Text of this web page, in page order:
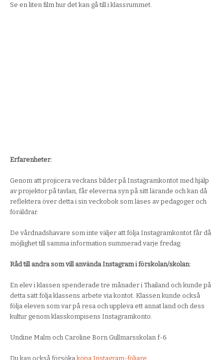
Se en liten film hur det kan gå till i klassrummet.
Erfarenheter:
Genom att projicera veckans bilder på Instagramkontot med hjälp
av projektor på tavlan, får eleverna syn på sitt lärande och kan då
reflektera över detta i sin veckobok som läses av pedagoger och
föräldrar.
De vårdnadshavare som inte väljer att följa Instagramkontot får då
möjlighet till samma information summerad varje fredag.
Råd till andra som vill använda Instagram i förskolan/skolan:
En elev i klassen spenderade tre månader i Thailand och kunde på
detta sätt följa klassens arbete via kontot. Klassen kunde också
följa eleven som var på resa och uppleva ett annat land och dess
kultur genom klasskompisens Instagramkonto.
Undine Malm och Caroline Born Gullmarsskolan f-6
Du kan också försöka köpa Instagram-följare.